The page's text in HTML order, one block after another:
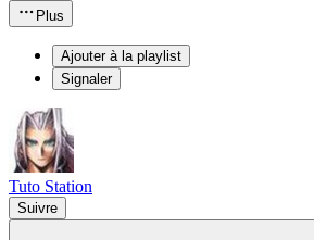
Plus
Ajouter à la playlist
Signaler
Tuto Station
Suivre